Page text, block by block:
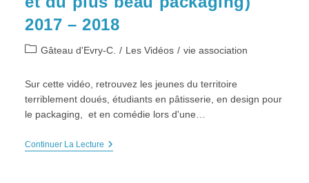
2017 – 2018
PostGâteau d'Evry-C. / Les Vidéos / vie association
Sur cette vidéo, retrouvez les jeunes du territoire
terriblement doués, étudiants en pâtisserie, en design pour
le packaging, et en comédie lors d'une…
Continuer La LectureLa